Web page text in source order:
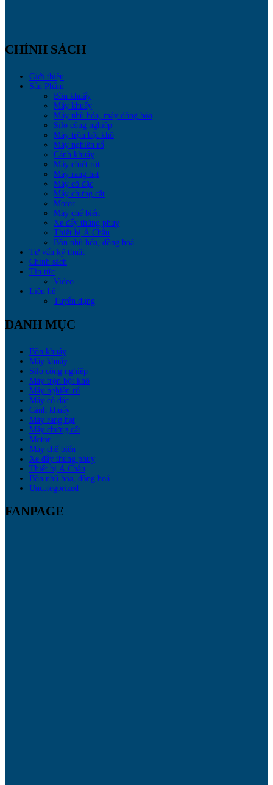
CHÍNH SÁCH
Giới thiệu
Sản Phẩm
Bồn khuấy
Máy khuấy
Máy nhũ hóa, máy đồng hóa
Silo công nghiệp
Máy trộn bột khô
Máy nghiền rổ
Cánh khuấy
Máy chiết rót
Máy rang hạt
Máy cô đặc
Máy chưng cất
Motor
Máy chế biến
Xe đẩy thùng phuy
Thiết bị Á Châu
Bồn nhũ hóa, đồng hoá
Tư vấn kỹ thuật
Chính sách
Tin tức
Video
Liên hệ
Tuyển dụng
DANH MỤC
Bồn khuấy
Máy khuấy
Silo công nghiệp
Máy trộn bột khô
Máy nghiền rổ
Máy cô đặc
Cánh khuấy
Máy rang hạt
Máy chưng cất
Motor
Máy chế biến
Xe đẩy thùng phuy
Thiết bị Á Châu
Bồn nhũ hóa, đồng hoá
Uncategorized
FANPAGE